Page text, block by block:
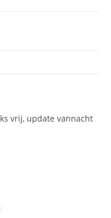
vrij, update vannacht